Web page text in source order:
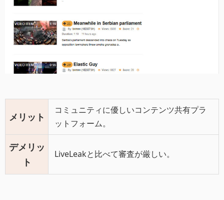
メリット
コミュニティに優しいコンテンツ共有プラ
ットフォーム。
デメリッ
ト
LiveLeakと比べて審査が厳しい。